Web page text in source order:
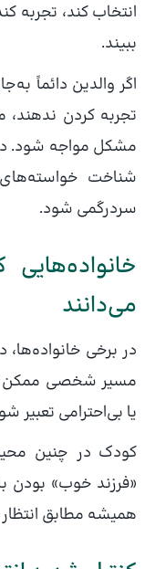
انتخاب کند، تجربه
ببیند.
اگر والدین دائماً
تجربه کردن
مشکل مواجه شود.
شناخت
سردرگمی شود.
می‌دانند
در برخی
مسیر شخصی ممکن
یا بی‌احترامی تعبیر
کودک در چنین
«فرزند خوب» بودن
همیشه مطابق انتظار